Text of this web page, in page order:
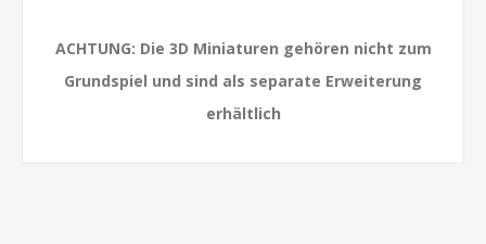
ACHTUNG: Die 3D Miniaturen gehören nicht zum
Grundspiel und sind als separate Erweiterung
erhältlich